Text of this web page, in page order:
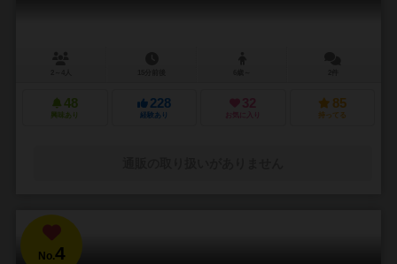
48
興味あり
228
経験あり
32
お気に入り
85
持ってる
No.4